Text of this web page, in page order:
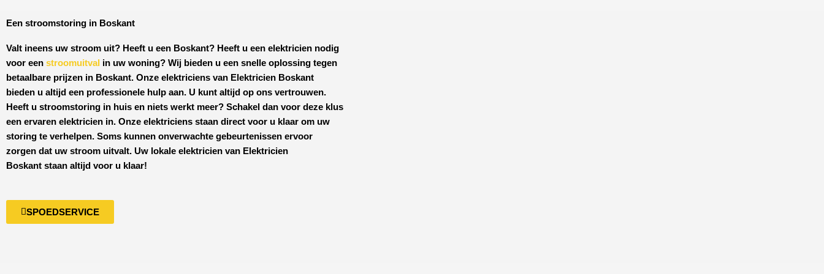
Een stroomstoring in Boskant
Valt ineens uw stroom uit? Heeft u een Boskant? Heeft u een elektricien nodig
voor een stroomuitval in uw woning? Wij bieden u een snelle oplossing tegen
betaalbare prijzen in Boskant. Onze elektriciens van Elektricien Boskant
bieden u altijd een professionele hulp aan. U kunt altijd op ons vertrouwen.
Heeft u stroomstoring in huis en niets werkt meer? Schakel dan voor deze klus
een ervaren elektricien in. Onze elektriciens staan direct voor u klaar om uw
storing te verhelpen. Soms kunnen onverwachte gebeurtenissen ervoor
zorgen dat uw stroom uitvalt. Uw lokale elektricien van Elektricien
Boskant staan altijd voor u klaar!
SPOEDSERVICE